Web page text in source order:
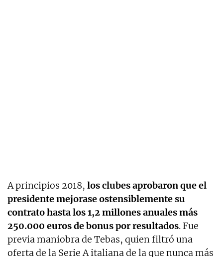
A principios 2018, los clubes aprobaron que el
presidente mejorase ostensiblemente su
contrato hasta los 1,2 millones anuales más
250.000 euros de bonus por resultados. Fue
previa maniobra de Tebas, quien filtró una
oferta de la Serie A italiana de la que nunca más